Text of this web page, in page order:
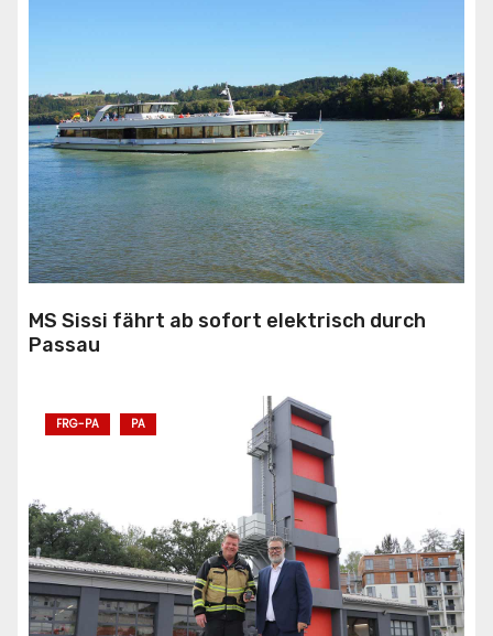
MS Sissi fährt ab sofort elektrisch durch
Passau
FRG-PA PA